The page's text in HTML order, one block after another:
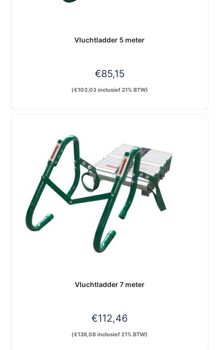
Vluchtladder 5 meter
€85,15
(€103,03inclusief 21% BTW)
Vluchtladder 7 meter
€112,46
(€136,08 inclusief 21% BTW)